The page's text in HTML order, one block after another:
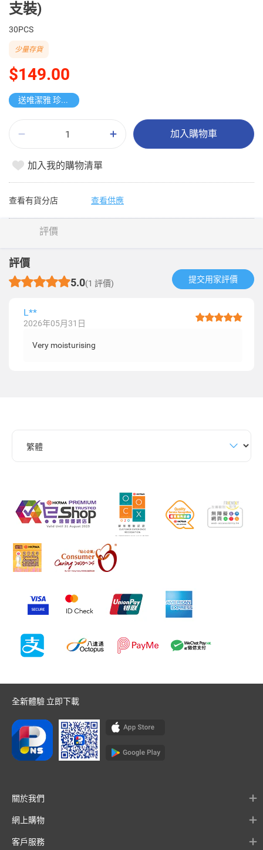
支裝)
30PCS
$149.00
少量存貨
送唯潔雅 珍寶紙手巾
加入購物車
加入我的購物清單
查看有貨分店 查看供應
評價
評價
5.0(1 評價) 提交用家評價​
L**
2026年05月31日
Very moisturising
全新體驗 立即下載
關於我們
網上購物
客戶服務